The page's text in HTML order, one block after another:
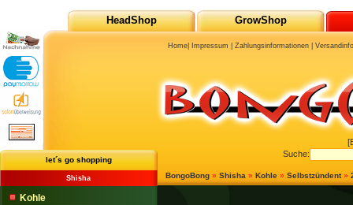
BongoBong » Shisha » Kohle » Selbstzündent»
let´s go shopping
Shisha
Kohle
HeadShop GrowShop
Suche:
Home Impressum |Zahlungsinformationen |